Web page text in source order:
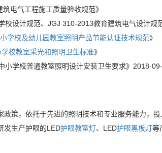
电气工程施工质量验收规范》
校设计规范、JGJ 310-2013教育建筑电气设计规
学校及幼儿园教室照明产品节能认证技术规范》
校教室采光和照明卫生标准》
小学校普通教室照明设计安装卫生要求》2018-
政策，依托于先进的照明技术和专业服务能力，
发生产护眼的LED护眼教室灯、LED护眼黑板灯等